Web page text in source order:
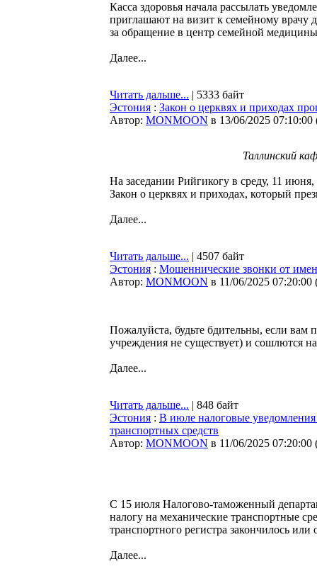
Касса здоровья начала рассылать
приглашают на визит к семейному врачу
за обращение в центр семейной
Далее...
Читать дальше... | 5333 байт
Эстония : Закон о церквях и приходах
Автор: MONMOON в 13/06/2025 07:10:00
Таллинский
На заседании Рийгикогу в среду, 11
Закон о церквях и приходах, который
Далее...
Читать дальше... | 4507 байт
Эстония : Мошеннические звонки от
Автор: MONMOON в 11/06/2025 07:20:00
Пожалуйста, будьте бдительны, если вам
учреждения не существует) и сошлются
Далее...
Читать дальше... | 848 байт
Эстония : В июле налоговые
транспортных средств
Автор: MONMOON в 11/06/2025 07:20:00
С 15 июля Налогово-таможенный
налогу на механические транспортные
транспортного регистра закончилось
Далее...